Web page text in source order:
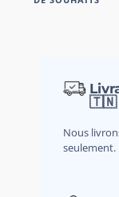
🇹🇳
Nous
seulement.